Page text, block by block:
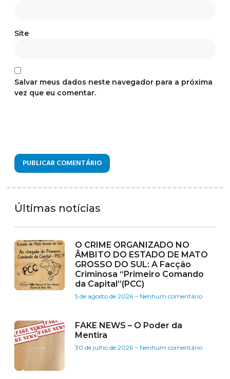
Site
Salvar meus dados neste navegador para a próxima
vez que eu comentar.
Últimas notícias
O CRIME ORGANIZADO NO
ÂMBITO DO ESTADO DE MATO
GROSSO DO SUL: A Facção
Criminosa “Primeiro Comando
da Capital”(PCC)
5 de agosto de 2026 Nenhum comentário
FAKE NEWS – O Poder da
Mentira
30 de julho de 2026 Nenhum comentário